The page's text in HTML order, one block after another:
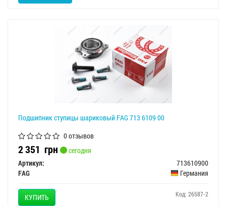
Подшипник ступицы шариковый FAG 713 6109 00
0 отзывов
2 351 грн
сегодня
Артикул:
713610900
FAG
Германия
КУПИТЬ Код: 26587-2